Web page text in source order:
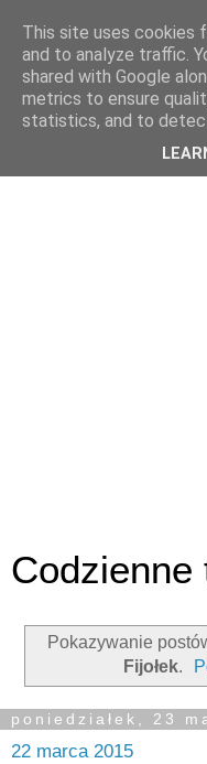
Pokazywanie
Fijołek.
poniedziałek, 23
22 marca 2015
This site uses cookies
and to analyze traffic.
shared with Google
metrics to ensure
statistics, and to